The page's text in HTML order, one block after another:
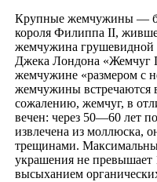
Крупные жемчужины —
короля Филиппа II,
жемчужина грушевидной
Джека Лондона «Жемчуг
жемчужине «размером с
жемчужины встречаются
сожалению, жемчуг, в
вечен: через 50—60 лет
извлечена из моллюска,
трещинами.
украшения не превышает
высыханием